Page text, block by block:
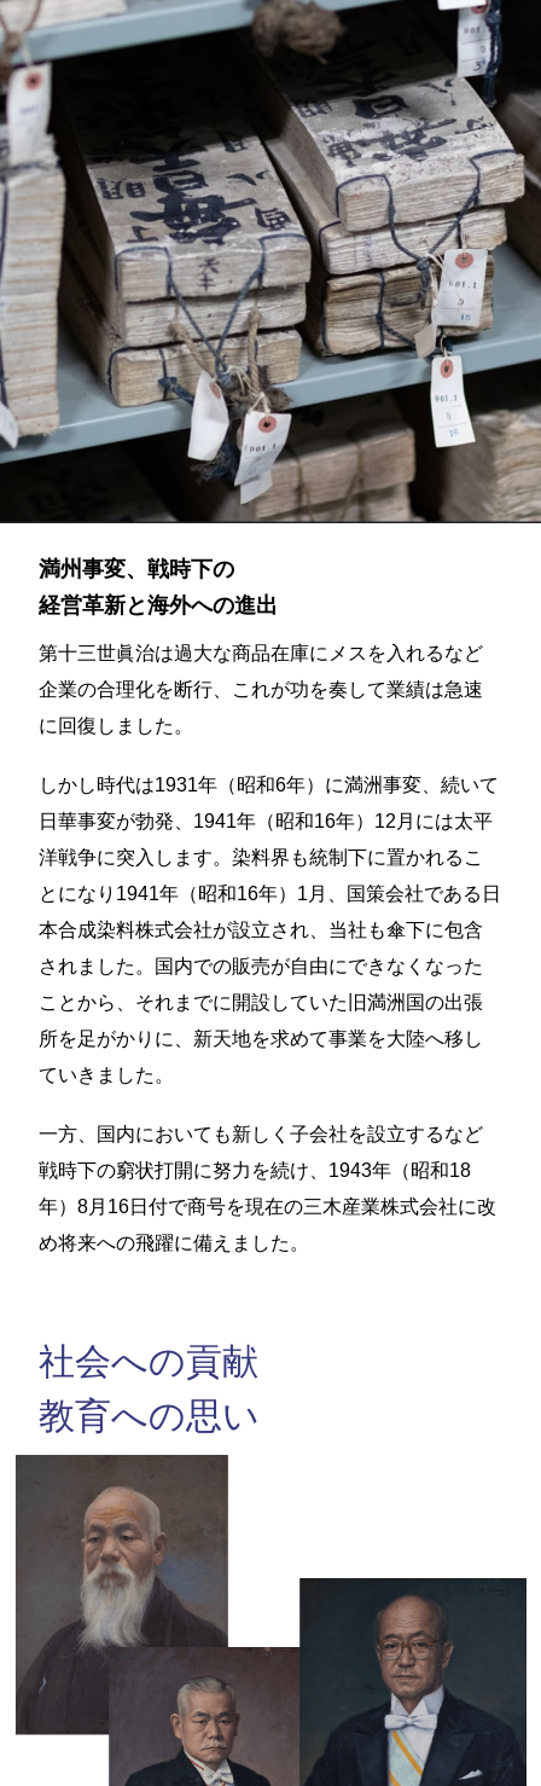
満州事変、戦時下の
経営革新と海外への進出
第十三世眞治は過大な商品在庫にメスを入れるなど
企業の合理化を断行、これが功を奏して業績は急速
に回復しました。
しかし時代は1931年（昭和6年）に満洲事変、続いて
日華事変が勃発、1941年（昭和16年）12月には太平
洋戦争に突入します。染料界も統制下に置かれるこ
とになり1941年（昭和16年）1月、国策会社である日
本合成染料株式会社が設立され、当社も傘下に包含
されました。国内での販売が自由にできなくなった
ことから、それまでに開設していた旧満洲国の出張
所を足がかりに、新天地を求めて事業を大陸へ移し
ていきました。
一方、国内においても新しく子会社を設立するなど
戦時下の窮状打開に努力を続け、1943年（昭和18
年）8月16日付で商号を現在の三木産業株式会社に改
め将来への飛躍に備えました。
社会への貢献
教育への思い